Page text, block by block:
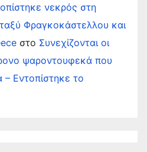
νεκρός στη
Φραγκοκάστελλου και
στο Συνεχίζονται οι
ψαροντουφεκά που
– Εντοπίστηκε το